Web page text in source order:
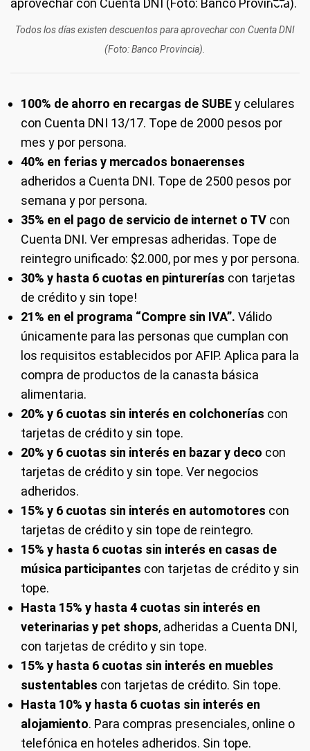
Todos los días existen descuentos para aprovechar con Cuenta DNI
(Foto: Banco Provincia).
100% de ahorro en recargas de SUBEy celulares
con Cuenta DNI 13/17. Tope de 2000 pesos por
mes y por persona.
40% en ferias y mercados bonaerenses
adheridos a Cuenta DNI. Tope de 2500 pesos por
semana y por persona.
35% en el pago de servicio de internet o TV con
Cuenta DNI. Ver empresas adheridas. Tope de
reintegro unificado: $2.000, por mes y por persona.
30% y hasta 6 cuotas en pinturerías con tarjetas
de crédito y sin tope!
21% en el programa “Compre sin IVA”. Válido
únicamente para las personas que cumplan con
los requisitos establecidos por AFIP. Aplica para la
compra de productos de la canasta básica
alimentaria.
20% y 6 cuotas sin interés en colchonerías con
tarjetas de crédito y sin tope.
20% y 6 cuotas sin interés en bazar y deco con
tarjetas de crédito y sin tope. Ver negocios
adheridos.
15% y 6 cuotas sin interés en automotores con
tarjetas de crédito y sin tope de reintegro.
15% y hasta 6 cuotas sin interés en casas de
música participantes con tarjetas de crédito y sin
tope.
Hasta 15% y hasta 4 cuotas sin interés en
veterinarias y pet shops, adheridas a Cuenta DNI,
con tarjetas de crédito y sin tope.
15% y hasta 6 cuotas sin interés en muebles
sustentables con tarjetas de crédito. Sin tope.
Hasta 10% y hasta 6 cuotas sin interés en
alojamiento. Para compras presenciales, online o
telefónica en hoteles adheridos. Sin tope.